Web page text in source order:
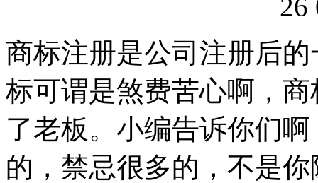
26
商标注册是公司注册后
标可谓是煞费苦心啊，
了老板。小编告诉你们
的，禁忌很多的，不是